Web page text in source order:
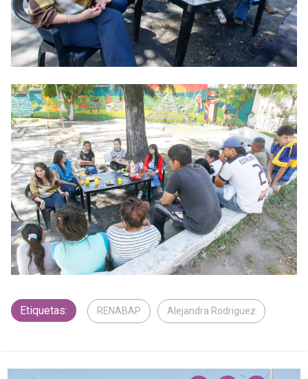
Etiquetas: RENABAP Alejandra Rodriguez